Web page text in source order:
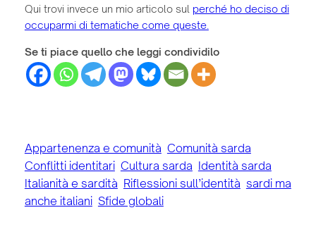
Qui trovi invece un mio articolo sul perché ho deciso di
occuparmi di tematiche come queste.
Se ti piace quello che leggi condividilo
Appartenenza e comunità Comunità sarda
Conflitti identitari, Cultura sarda Identità sarda
Italianità e sardità Riflessioni sull’identità sardi ma
anche italiani, Sfide globali